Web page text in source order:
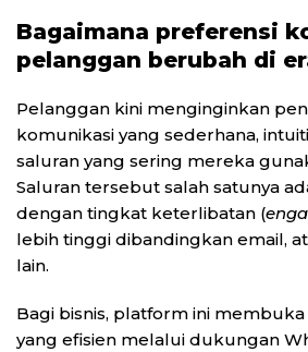
Bagaimana preferensi
pelanggan berubah di
Pelanggan kini menginginkan
komunikasi yang sederhana,
saluran yang sering mereka
Saluran tersebut salah satunya
dengan tingkat keterlibatan (
lebih tinggi dibandingkan email,
lain.
Bagi bisnis, platform ini
yang efisien melalui dukungan